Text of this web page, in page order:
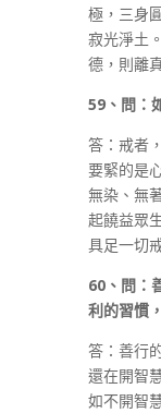
極，三身
寂光淨土
德，則離
59、問：
答：戒者
要緊的是
無染、無
起饒益眾
具足一切
60、問：
利的習慣
答：善行
還在開智
如不開智